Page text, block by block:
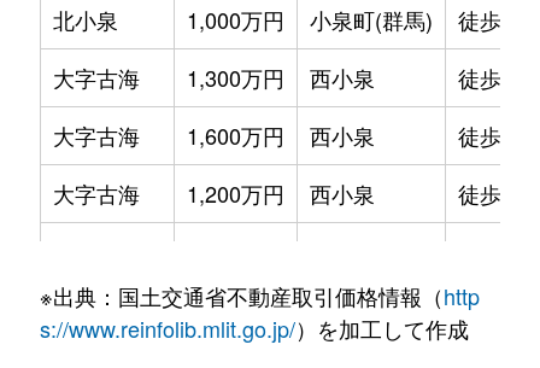
北小泉
1,000万円 小泉町(群馬)
徒歩7分
大字古海
1,300万円 西小泉
徒歩45
大字古海
1,600万円 西小泉
徒歩45
大字古海
1,200万円 西小泉
徒歩45
坂田
1,300万円 西小泉
徒歩8分
※出典：国土交通省不動産取引価格情報（http
s://www.reinfolib.mlit.go.jp/）を加工して作成